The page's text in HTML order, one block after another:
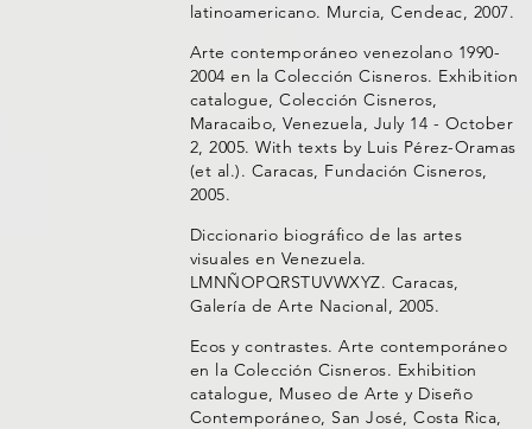
latinoamericano. Murcia, Cendeac, 2007.
Arte contemporáneo venezolano 1990-
2004 en la Colección Cisneros. Exhibition
catalogue, Colección Cisneros,
Maracaibo, Venezuela, July 14 - October
2, 2005. With texts by Luis Pérez-Oramas
(et al.). Caracas, Fundación Cisneros,
2005.
Diccionario biográfico de las artes
visuales en Venezuela.
LMNÑOPQRSTUVWXYZ. Caracas,
Galería de Arte Nacional, 2005.
Ecos y contrastes. Arte contemporáneo
en la Colección Cisneros. Exhibition
catalogue, Museo de Arte y Diseño
Contemporáneo, San José, Costa Rica,